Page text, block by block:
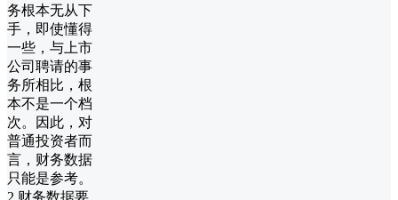
务根本无从下
手，即使懂得
一些，与上市
公司聘请的事
务所相比，根
本不是一个档
次。因此，对
普通投资者而
言，财务数据
只能是参考。
2.财务数据要